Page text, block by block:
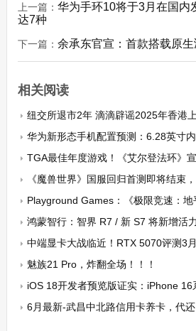
上一篇： 华为手环10将于3月在国内
达7种
下一篇： 余承东官宣：首款搭载原
相关阅读
纽交所退市2年 滴滴辟谣2025年香港
华为新形态手机配置预测：6.28英寸
TGA最佳年度游戏！《艾尔登法环》
《魔兽世界》国服回归首测即将结束，6 月 27 日
Playground Games：《极限竞速：地平线 6》中
鸿蒙智行：智界 R7 / 新 S7 将新增活力橙
中端显卡大战临近！RTX 5070评测3月4日
魅族21 Pro，炸翻全场！！！
iOS 18开发者预览版证实：iPhone 16
6月最新-武昌中北路信用卡养卡，代还，取现，垫还，提额的6